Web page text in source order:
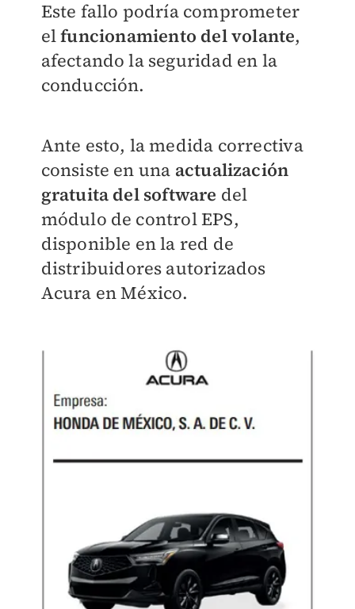
Este fallo podría comprometer
elfuncionamiento del volante,
afectando la seguridad en la
conducción.
Ante esto, la medida correctiva
consiste en una actualización
gratuita del software del
módulo de control EPS,
disponible en la red de
distribuidores autorizados
Acura en México.